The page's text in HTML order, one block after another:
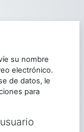
su nombre
electrónico.
de datos, le
para